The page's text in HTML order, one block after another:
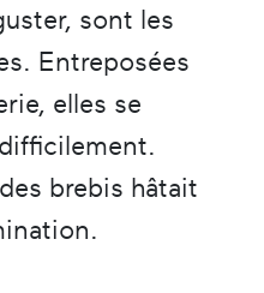
sont les
Entreposées
elles se
brebis hâtait